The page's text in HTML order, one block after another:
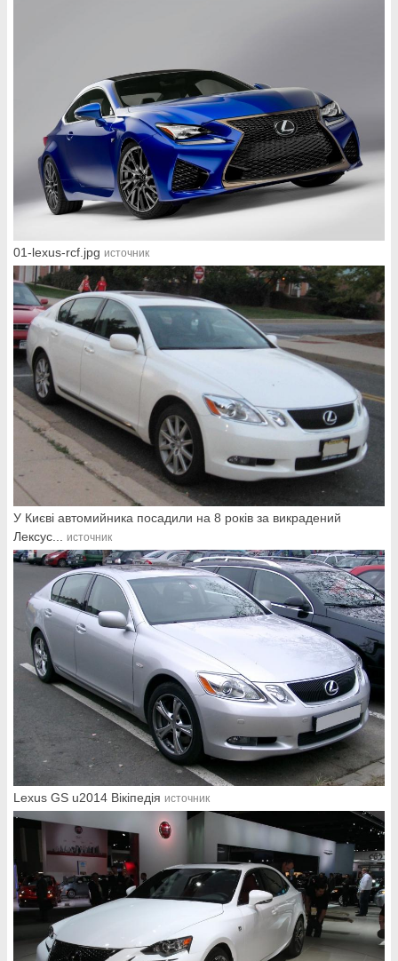
01-lexus-rcf.jpg источник
У Києві автомийника посадили на 8 років за викрадений
Лексус...
источник
Lexus GS u2014 Вікіпедія источник